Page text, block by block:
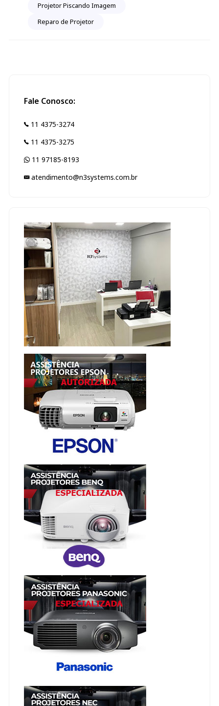
Projetor Piscando Imagem
Reparo de Projetor
Fale Conosco:
11 4375-3274
11 4375-3275
11 97185-8193
atendimento@n3systems.com.br